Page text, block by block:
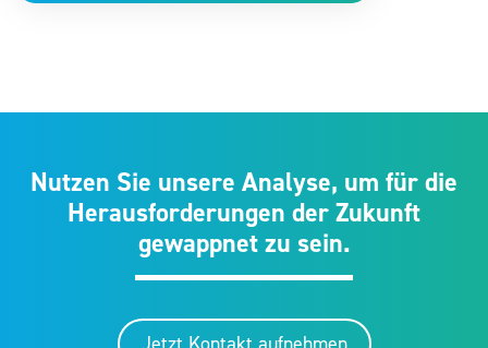
Nutzen Sie unsere Analyse, um für die
Herausforderungen der Zukunft
gewappnet zu sein.